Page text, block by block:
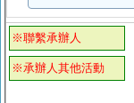
※聯繫承辦人
※承辦人其他活動